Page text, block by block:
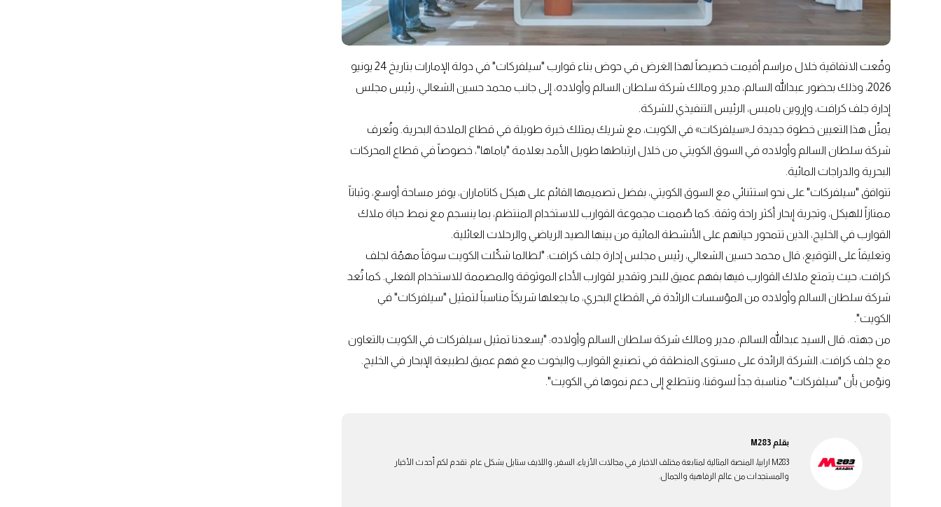
وقّعت الاتفاقية خلال مراسم أقيمت خصيصاً لهذا الغرض في حوض بناء قوارب "سيلفركات" في دولة الإمارات بتاريخ 24 يونيو
2026، وذلك بحضور عبدالله السالم، مدير ومالك شركة سلطان السالم وأولاده، إلى جانب محمد حسين الشعالي، رئيس مجلس
إدارة جلف كرافت، وإروين بامبس، الرئيس التنفيذي للشركة.
يمثّل هذا التعيين خطوة جديدة لـ«سيلفركات» في الكويت، مع شريك يمتلك خبرة طويلة في قطاع الملاحة البحرية. وتُعرف
شركة سلطان السالم وأولاده في السوق الكويتي من خلال ارتباطها طويل الأمد بعلامة "ياماها"، خصوصاً في قطاع المحركات
البحرية والدراجات المائية.
تتوافق "سيلفركات" على نحو استثنائي مع السوق الكويتي، بفضل تصميمها القائم على هيكل كاتاماران، يوفر مساحة أوسع، وثباتاً
ممتازاً للهيكل، وتجربة إبحار أكثر راحة وثقة. كما صُممت مجموعة القوارب للاستخدام المنتظم، بما ينسجم مع نمط حياة ملاك
القوارب في الخليج، الذين تتمحور حياتهم على الأنشطة المائية من بينها الصيد الرياضي والرحلات العائلية.
وتعليقاً على التوقيع، قال محمد حسين الشعالي، رئيس مجلس إدارة جلف كرافت: "لطالما شكّلت الكويت سوقاً مهمّة لجلف
كرافت، حيث يتمتع ملاك القوارب فيها بفهم عميق للبحر وتقدير لقوارب الأداء الموثوقة والمصممة للاستخدام الفعلي. كما تُعد
شركة سلطان السالم وأولاده من المؤسسات الرائدة في القطاع البحري، ما يجعلها شريكاً مناسباً لتمثيل "سيلفركات" في
الكويت".
من جهته، قال السيد عبدالله السالم، مدير ومالك شركة سلطان السالم وأولاده: "يسعدنا تمثيل سيلفركات في الكويت بالتعاون
مع جلف كرافت، الشركة الرائدة على مستوى المنطقة في تصنيع القوارب واليخوت مع فهم عميق لطبيعة الإبحار في الخليج.
ونؤمن بأن "سيلفركات" مناسبة جداً لسوقنا، ونتطلع إلى دعم نموها في الكويت".
بقلم M283
M283 ارابيا، المنصة المثالية لمتابعة مختلف الاخبار في مجالات الأزياء، السفر، واللايف ستايل بشكل عام. تقدم لكم أحدث الأخبار
والمستجدات من عالم الرفاهية والجمال.